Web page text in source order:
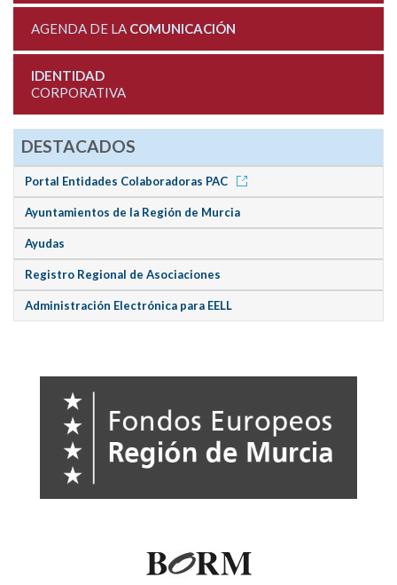
AGENDA DE LA COMUNICACIÓN
IDENTIDAD
CORPORATIVA
DESTACADOS
Portal Entidades Colaboradoras PAC
Ayuntamientos de la Región de Murcia
Ayudas
Registro Regional de Asociaciones
Administración Electrónica para EELL